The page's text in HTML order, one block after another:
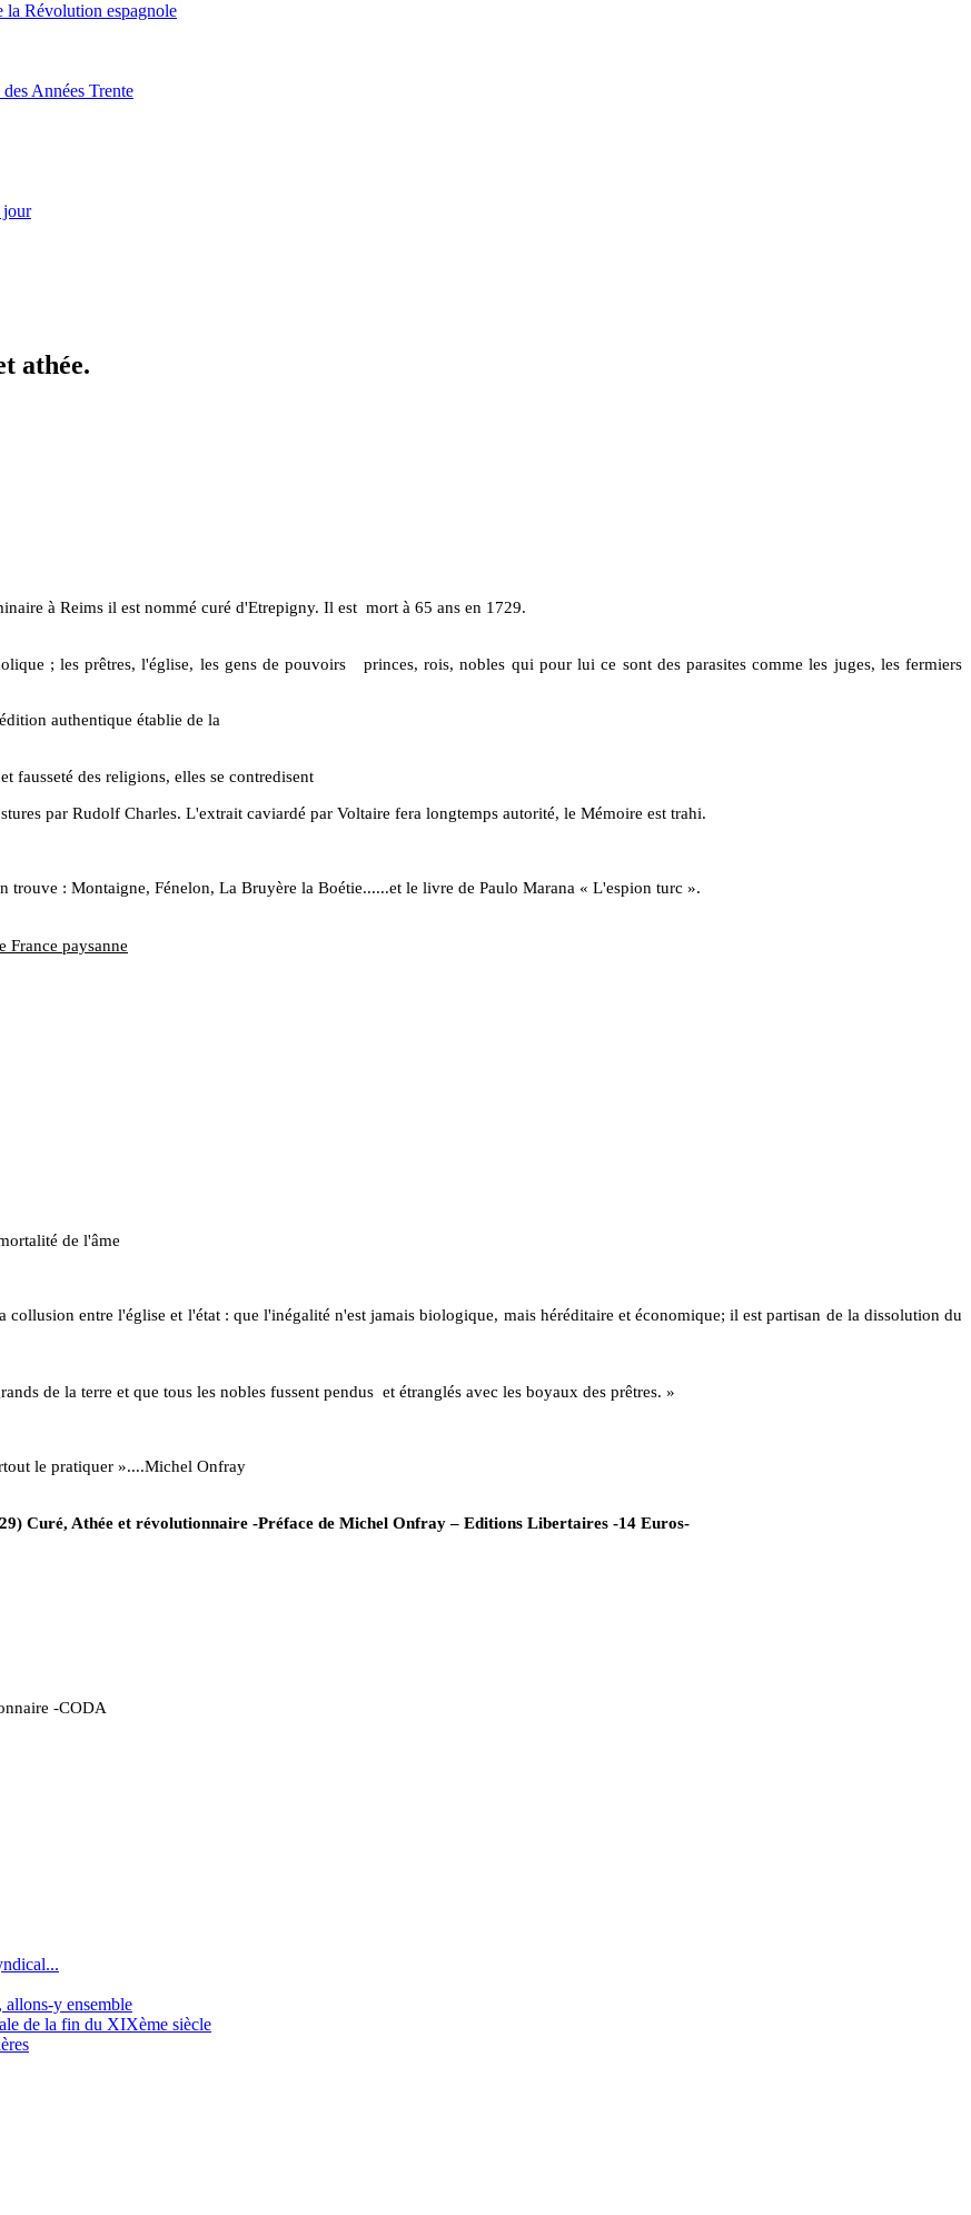
la Révolution espagnole
Années Trente
jour
athée.
à Reims il est nommé curé d'Etrepigny. Il est mort à 65 ans en 1729.
; les prêtres, l'église, les gens de pouvoirs
princes, rois, nobles qui pour lui ce sont des parasites comme les juges, les fermiers
authentique établie de la
fausseté des religions, elles se contredisent
par Rudolf Charles. L'extrait caviardé par Voltaire fera longtemps autorité, le Mémoire est trahi.
trouve : Montaigne, Fénelon, La Bruyère la Boétie......et le livre de Paulo Marana « L'espion turc ».
France paysanne
de l'âme
collusion entre l'église et l'état : que l'inégalité n'est jamais biologique, mais héréditaire et économique; il est partisan de la dissolution du
de la terre et que tous les nobles fussent pendus et étranglés avec les boyaux des prêtres. »
le pratiquer »....Michel Onfray
Curé, Athée et révolutionnaire -Préface de Michel Onfray – Editions Libertaires -14 Euros-
-CODA
allons-y ensemble
de la fin du XIXème siècle